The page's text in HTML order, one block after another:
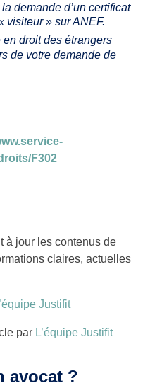
demande d’un certificat
visiteur » sur ANEF.
droit des étrangers
de votre demande de
F302
à jour les contenus de
claires, actuelles
Justifit
par L’équipe Justifit
avocat ?